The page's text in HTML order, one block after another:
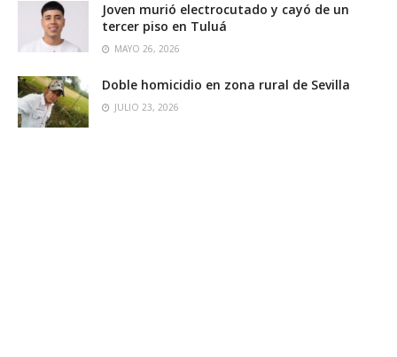
Joven murió electrocutado y cayó de un
tercer piso en Tuluá
MAYO 26, 2026
Doble homicidio en zona rural de Sevilla
JULIO 23, 2026